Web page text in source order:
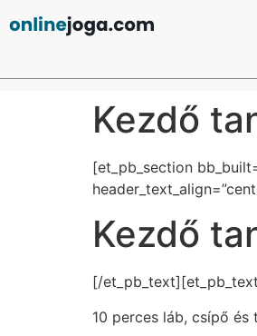
Kezdő
[et_pb_section
Kezdő
[/et_pb_text][et_pb_text
10 perces láb, csípő és